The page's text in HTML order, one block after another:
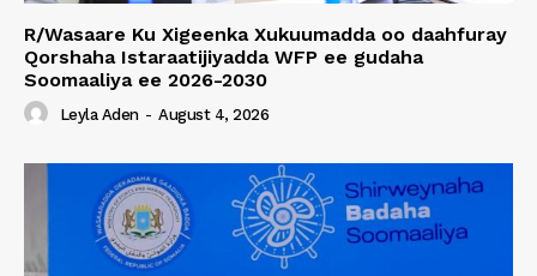
R/Wasaare Ku Xigeenka Xukuumadda oo daahfuray
Qorshaha Istaraatijiyadda WFP ee gudaha
Soomaaliya ee 2026-2030
Leyla Aden - August 4, 2026